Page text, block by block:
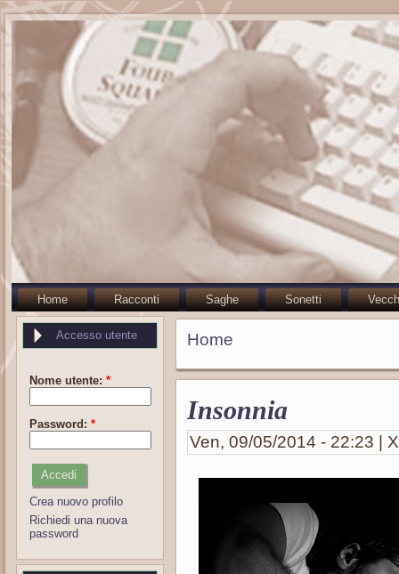
Home Racconti Saghe Sonetti
Accesso utente
Nome utente: *
Password: *
Crea nuovo profilo
Richiedi una nuova
password
Home
Insonnia
Ven, 09/05/2014 - 22:23 |